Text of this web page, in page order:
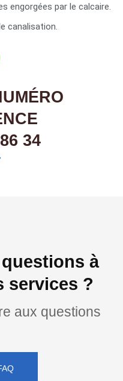
engorgées par le calcaire.
canalisation.
34
à
services ?
aux questions